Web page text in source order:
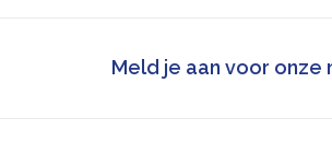
Meld je aan voor onze